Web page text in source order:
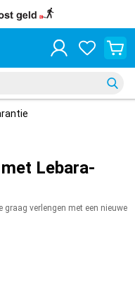
Lebara-
graag verlengen met een nieuwe
adres. Bij ons heb je de keuze
de juiste telefoon voor jou uit.
die bij jou past.